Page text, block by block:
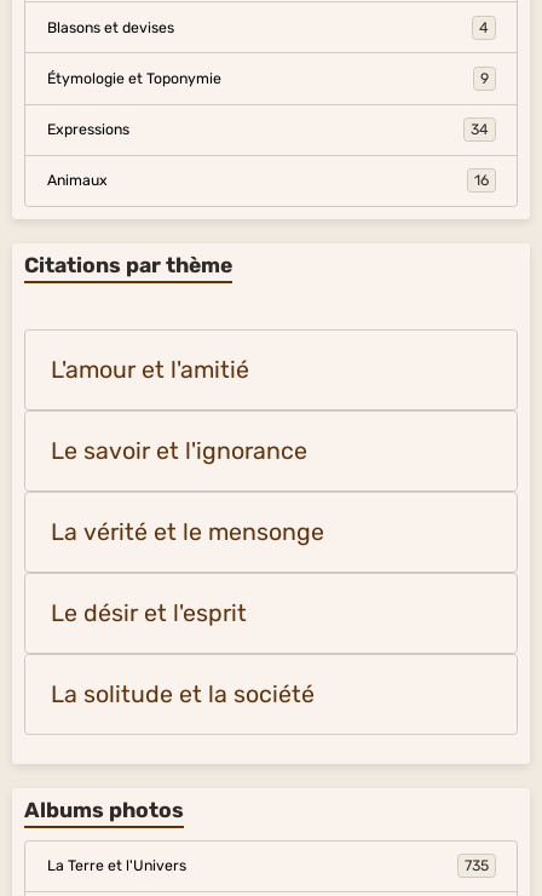
Blasons et devises 4
Étymologie et Toponymie 9
Expressions 34
Animaux 16
Citations par thème
L'amour et l'amitié
Le savoir et l'ignorance
La vérité et le mensonge
Le désir et l'esprit
La solitude et la société
Albums photos
La Terre et l'Univers 735